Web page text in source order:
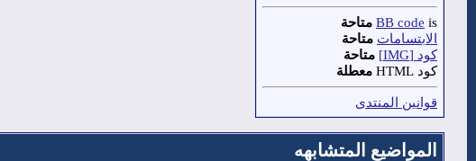
BB code is
متاحة
الابتسامات متاحة
كود [IMG]
متاحة
كود HTML
معطلة
قوانين المنتدى
المواضيع المتشابهه